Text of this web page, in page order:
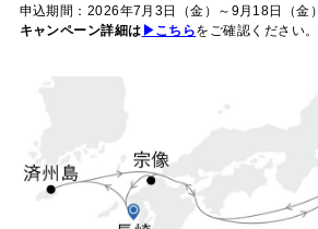
申込期間：2026年7月3日（金）～9月18日（金）
キャンペーン詳細は ▶こちらをご確認ください。